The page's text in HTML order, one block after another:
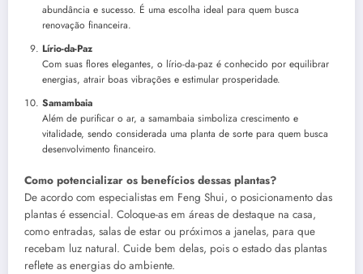
abundância e sucesso. É uma escolha ideal para quem busca
renovação financeira.
Lírio-da-Paz
Com suas flores elegantes, o lírio-da-paz é conhecido por equilibrar
energias, atrair boas vibrações e estimular prosperidade.
Samambaia
Além de purificar o ar, a samambaia simboliza crescimento e
vitalidade, sendo considerada uma planta de sorte para quem busca
desenvolvimento financeiro.
Como potencializar os benefícios dessas plantas?
De acordo com especialistas em Feng Shui, o posicionamento das
plantas é essencial. Coloque-as em áreas de destaque na casa,
como entradas, salas de estar ou próximos a janelas, para que
recebam luz natural. Cuide bem delas, pois o estado das plantas
reflete as energias do ambiente.